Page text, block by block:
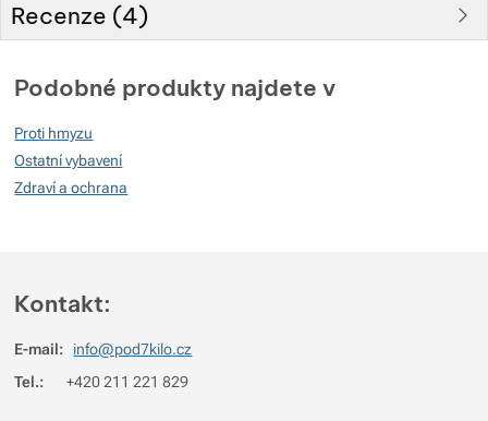
Recenze (4)
100%
Recenzí s hodnocením
0%
Recenzí s hodnocením
0%
Podobné produkty najdete v
Proti hmyzu
Ostatní vybavení
Zdraví a ochrana
Kontakt:
E-mail:
info@pod7kilo.cz
Tel.: +420 211 221 829